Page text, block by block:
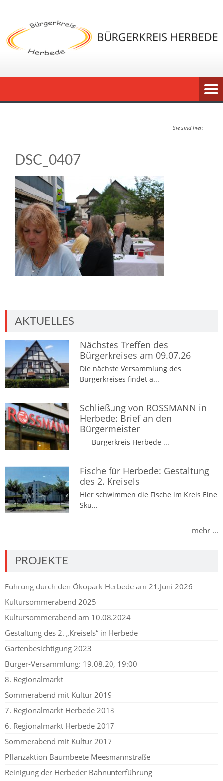
Sie sind hier:
DSC_0407
AKTUELLES
Nächstes Treffen des
Bürgerkreises am 09.07.26
Die nächste Versammlung des
Bürgerkreises findet a...
Schließung von ROSSMANN in
Herbede: Brief an den
Bürgermeister
Bürgerkreis Herbede ...
Fische für Herbede: Gestaltung
des 2. Kreisels
Hier schwimmen die Fische im Kreis Eine
Sku...
mehr ...
PROJEKTE
Führung durch den Ökopark Herbede am 21.Juni 2026
Kultursommerabend 2025
Kultursommerabend am 10.08.2024
Gestaltung des 2. „Kreisels“ in Herbede
Gartenbesichtigung 2023
Bürger-Versammlung: 19.08.20, 19:00
8. Regionalmarkt
Sommerabend mit Kultur 2019
7. Regionalmarkt Herbede 2018
6. Regionalmarkt Herbede 2017
Sommerabend mit Kultur 2017
Pflanzaktion Baumbeete Meesmannstraße
Reinigung der Herbeder Bahnunterführung